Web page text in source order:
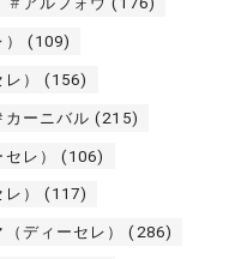
(109)
） (156)
カーニバル (215)
レ） (106)
） (117)
（ディーセレ） (286)